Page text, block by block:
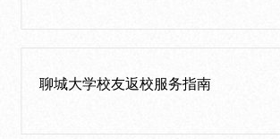
聊城大学校友返校服务指南